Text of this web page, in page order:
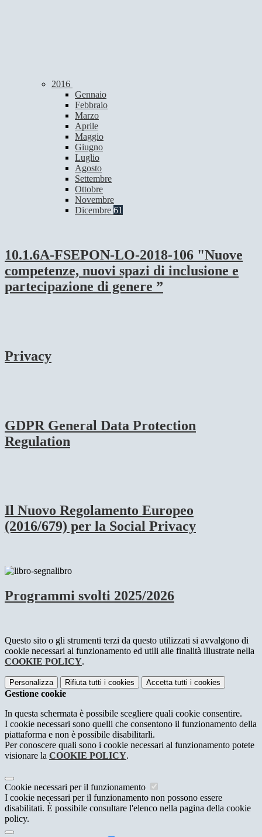
2016
Gennaio
Febbraio
Marzo
Aprile
Maggio
Giugno
Luglio
Agosto
Settembre
Ottobre
Novembre
Dicembre 61
10.1.6A-FSEPON-LO-2018-106 "Nuove
competenze, nuovi spazi di inclusione e
partecipazione di genere ”
Privacy
GDPR General Data Protection
Regulation
Il Nuovo Regolamento Europeo
(2016/679) per la Social Privacy
Programmi svolti 2025/2026
Questo sito o gli strumenti terzi da questo utilizzati si avvalgono di
cookie necessari al funzionamento ed utili alle finalità illustrate nella
COOKIE POLICY.
Personalizza Rifiuta tutti i cookies Accetta tutti i cookies
Gestione cookie
In questa schermata è possibile scegliere quali cookie consentire.
I cookie necessari sono quelli che consentono il funzionamento della
piattaforma e non è possibile disabilitarli.
Per conoscere quali sono i cookie necessari al funzionamento potete
visionare la COOKIE POLICY.
Cookie necessari per il funzionamento
I cookie necessari per il funzionamento non possono essere
disabilitati. È possibile consultare l'elenco nella pagina della cookie
policy.